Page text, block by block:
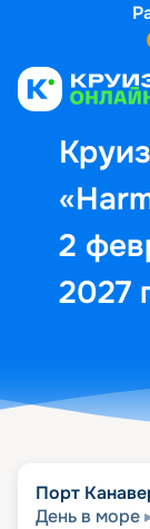
2
2027
Порт
День в море